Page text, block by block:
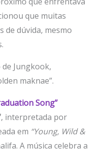
que muitas
de dúvida, mesmo
Jungkook,
maknae”.
Song”
, interpretada por
em “Young, Wild &
A música celebra a